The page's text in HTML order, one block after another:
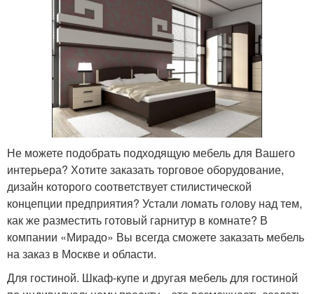
Не можете подобрать подходящую мебель для Вашего
интерьера? Хотите заказать торговое оборудование,
дизайн которого соответствует стилистической
концепции предприятия? Устали ломать голову над тем,
как же разместить готовый гарнитур в комнате? В
компании «Мирадо» Вы всегда сможете заказать мебель
на заказ в Москве и области.
Для гостиной. Шкаф-купе и другая мебель для гостиной